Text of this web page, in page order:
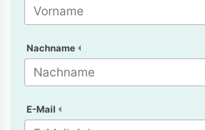
Nachname
E-Mail